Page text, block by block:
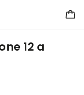
12 a